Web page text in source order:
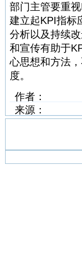
部门主管要重
建立起KPI指标
分析以及持续
和宣传有助于
心思想和方法
度。
作者：
来源：